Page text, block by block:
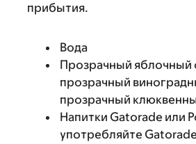
прибытия.
Вода
Прозрачный яблочный
прозрачный
прозрачный
Напитки Gatorade или
употребляйте